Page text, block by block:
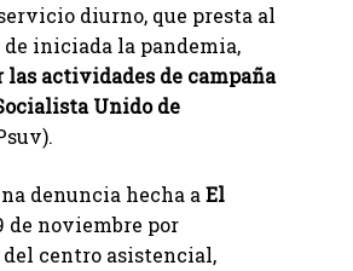
diurno, que presta al
iniciada la pandemia,
las actividades de campaña
Unido de
denuncia hecha aEl
de noviembre por
del centro asistencial,